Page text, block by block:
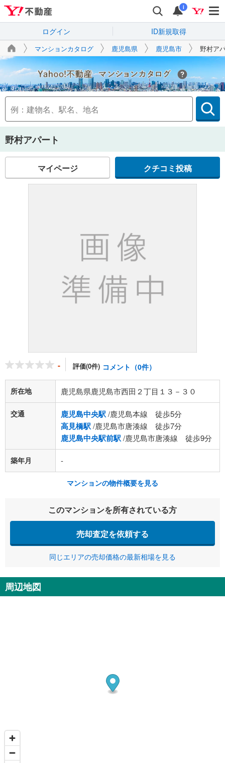
i
ログイン ID新規取得
マンションカタログ 鹿児島県 鹿児島市 野村ア
Yahoo!不動産
野村アパート
マイページ クチコミ投稿
- 評価(0件) コメント（0件）
所在地 鹿児島県鹿児島市西田２丁目１３－３０
交通 鹿児島中央駅/鹿児島本線 徒歩5分
高見橋駅/鹿児島市唐湊線 徒歩7分
鹿児島中央駅前駅/鹿児島市唐湊線 徒歩9分
築年月 -
マンションの物件概要を見る
このマンションを所有されている方
売却査定を依頼する
同じエリアの売却価格の最新相場を見る
周辺地図